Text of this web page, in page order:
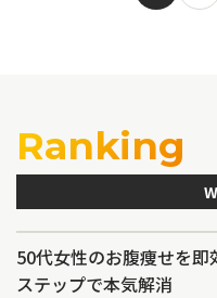
Ranking
50代女性のお腹痩せを
ステップで本気解消